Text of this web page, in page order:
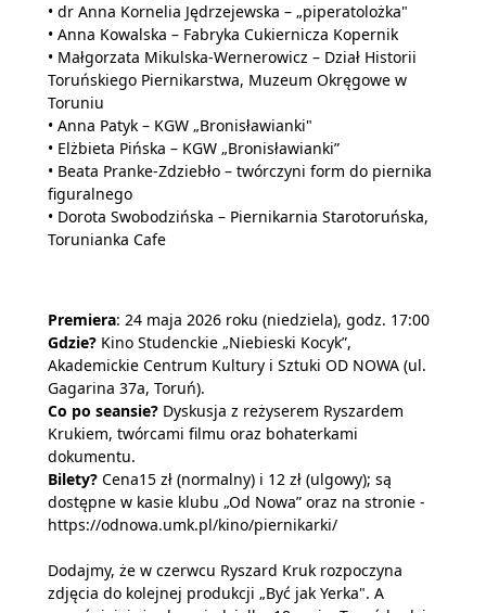
• dr Anna Kornelia Jędrzejewska – „piperatolożka"
• Anna Kowalska – Fabryka Cukiernicza Kopernik
• Małgorzata Mikulska-Wernerowicz – Dział Historii
Toruńskiego Piernikarstwa, Muzeum Okręgowe w
Toruniu
• Anna Patyk – KGW „Bronisławianki"
• Elżbieta Pińska – KGW „Bronisławianki”
• Beata Pranke-Zdziebło – twórczyni form do piernika
figuralnego
• Dorota Swobodzińska – Piernikarnia Starotoruńska,
Torunianka Cafe
Premiera: 24 maja 2026 roku (niedziela), godz. 17:00
Gdzie? Kino Studenckie „Niebieski Kocyk”,
Akademickie Centrum Kultury i Sztuki OD NOWA (ul.
Gagarina 37a, Toruń).
Co po seansie? Dyskusja z reżyserem Ryszardem
Krukiem, twórcami filmu oraz bohaterkami
dokumentu.
Bilety? Cena15 zł (normalny) i 12 zł (ulgowy); są
dostępne w kasie klubu „Od Nowa” oraz na stronie -
https://odnowa.umk.pl/kino/piernikarki/
Dodajmy, że w czerwcu Ryszard Kruk rozpoczyna
zdjęcia do kolejnej produkcji „Być jak Yerka". A